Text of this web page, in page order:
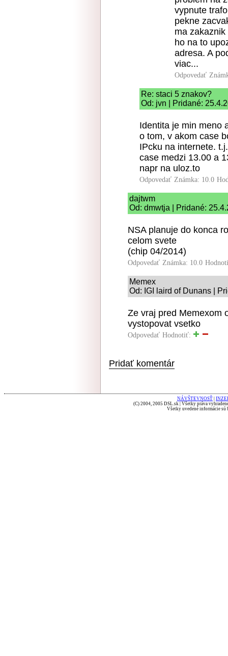
vypnute
pekne
ma
ho na to
adresa. A
viac...
Odpovedať
Re: staci 5 znakov?
Od: jvn | Pridané:
Identita je min meno
o tom, v akom case
IPcku na internete.
case medzi 13.00 a
napr na uloz.to
Odpovedať Známka: 10.0
dajtwm
Od: dmwtja | Pridané:
NSA planuje do konca
celom svete
(chip 04/2014)
Odpovedať Známka: 10.0
Memex
Od: IGI laird of Dunans |
Ze vraj pred Memexom
vystopovat vsetko
Odpovedať Hodnotiť:
Pridať komentár
NÁVŠTEVNOSŤ
(C) 2004, 2005 DSL.sk | Všetky práva
Všetky uvedené informácie sú